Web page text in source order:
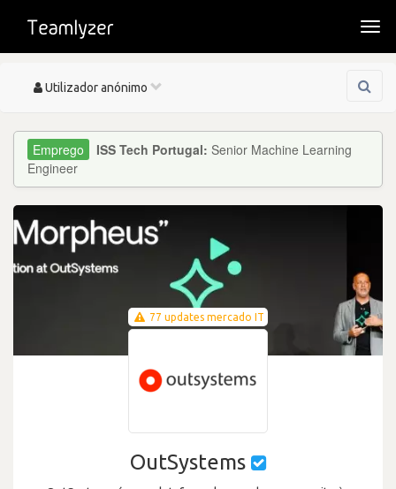
Toggle
Utilizador anónimo
ISS Tech Portugal: Senior Machine Learning
Engineer
77 updates mercado IT
OutSystems